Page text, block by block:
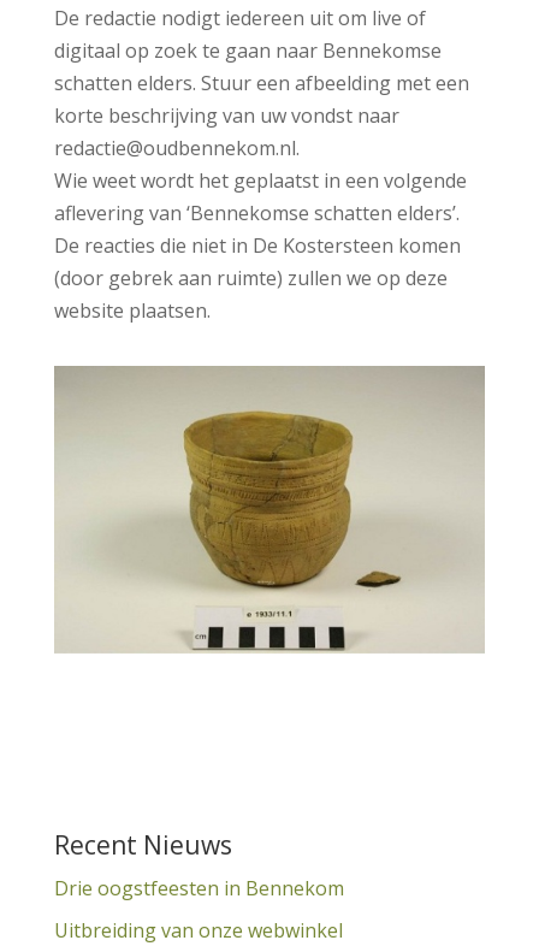
De redactie nodigt iedereen uit om live of
digitaal op zoek te gaan naar Bennekomse
schatten elders. Stuur een afbeelding met een
korte beschrijving van uw vondst naar
redactie@oudbennekom.nl.
Wie weet wordt het geplaatst in een volgende
aflevering van ‘Bennekomse schatten elders’.
De reacties die niet in De Kostersteen komen
(door gebrek aan ruimte) zullen we op deze
website plaatsen.
Recent Nieuws
Drie oogstfeesten in Bennekom
Uitbreiding van onze webwinkel